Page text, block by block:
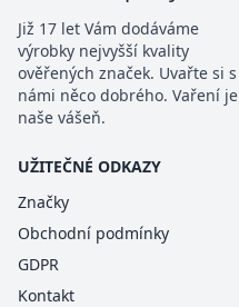
Již 17 let Vám dodáváme
výrobky nejvyšší kvality
ověřených značek. Uvařte si s
námi něco dobrého. Vaření je
naše vášeň.
UŽITEČNÉ ODKAZY
Značky
Obchodní podmínky
GDPR
Kontakt